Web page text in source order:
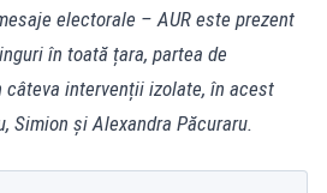
electorale – AUR este prezent
în toată țara, partea de
intervenții izolate, în acest
Simion și Alexandra Păcuraru.